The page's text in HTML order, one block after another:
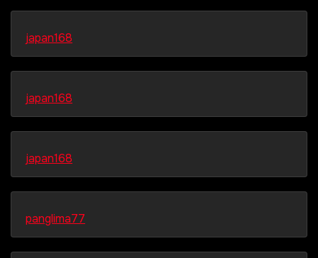
japan168
japan168
japan168
panglima77